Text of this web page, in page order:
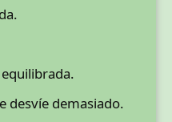
desvíe demasiado.